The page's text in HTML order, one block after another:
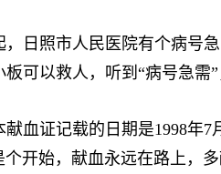
照市人民医院有个病号
可以救人，听到“病号急需
证记载的日期是1998年7
个开始，献血永远在路上